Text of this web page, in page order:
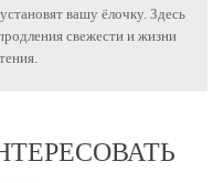
вашу ёлочку. Здесь
свежести и жизни